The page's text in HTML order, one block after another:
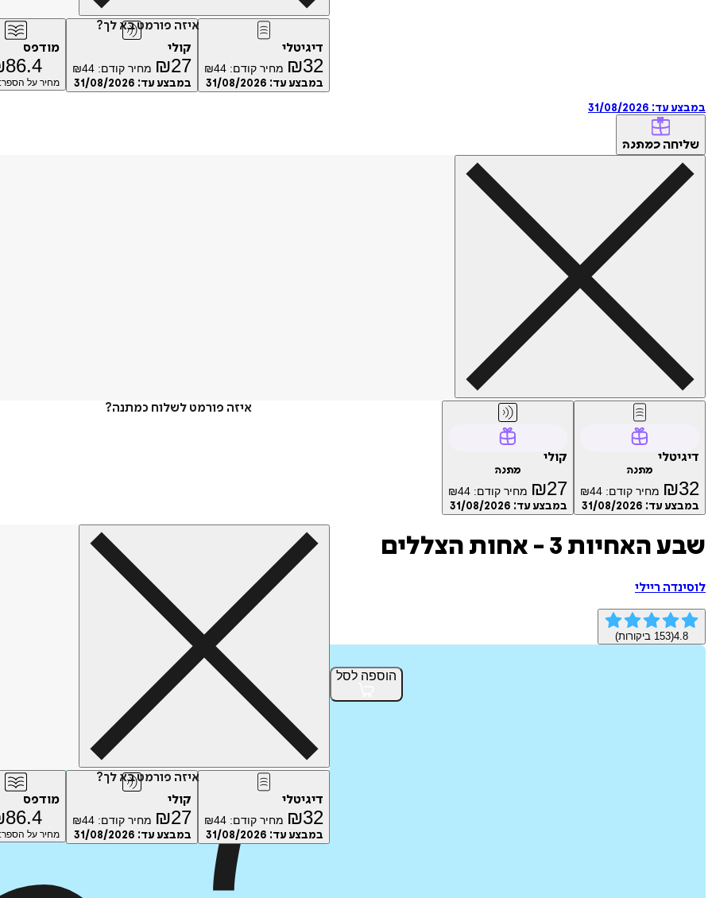
איזה פורמט בא לך?
דיגיטלי
₪32 מחיר קודם: ₪44
במבצע עד: 31/08/2026
קולי
₪27 מחיר קודם: ₪44
במבצע עד: 31/08/2026
מודפס
86.4
מחיר על הספר:
במבצע עד: 31/08/2026
שליחה כמתנה
איזה פורמט לשלוח כמתנה?
דיגיטלי
מתנה
₪32 מחיר קודם: ₪44
במבצע עד: 31/08/2026
קולי
מתנה
₪27 מחיר קודם: ₪44
במבצע עד: 31/08/2026
הוספה לסל
איזה פורמט בא לך?
דיגיטלי
₪32 מחיר קודם: ₪44
במבצע עד: 31/08/2026
קולי
₪27 מחיר קודם: ₪44
במבצע עד: 31/08/2026
מודפס
86.4
מחיר על הספר:
שבע האחיות 3 - אחות הצללים
לוסינדה ריילי
4.8
(
153 ביקורות)